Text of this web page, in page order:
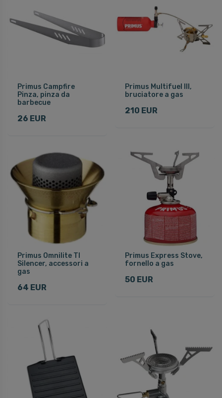
Primus Campfire
Pinza, pinza da
barbecue
26 EUR
Primus Multifuel III,
bruciatore a gas
210 EUR
Primus Omnilite TI
Silencer, accessori a
gas
64 EUR
Primus Express Stove,
fornello a gas
50 EUR